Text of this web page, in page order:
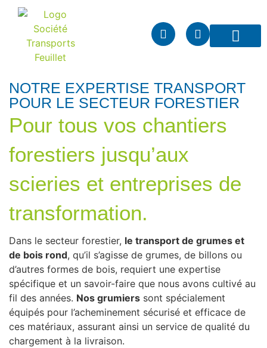
principal
NOTRE EXPERTISE TRANSPORT
POUR LE SECTEUR FORESTIER
Pour tous vos chantiers
forestiers jusqu’aux
scieries et entreprises de
transformation.
Dans le secteur forestier, le transport de grumes et
de bois rond, qu’il s’agisse de grumes, de billons ou
d’autres formes de bois, requiert une expertise
spécifique et un savoir-faire que nous avons cultivé au
fil des années. Nos grumiers sont spécialement
équipés pour l’acheminement sécurisé et efficace de
ces matériaux, assurant ainsi un service de qualité du
chargement à la livraison.